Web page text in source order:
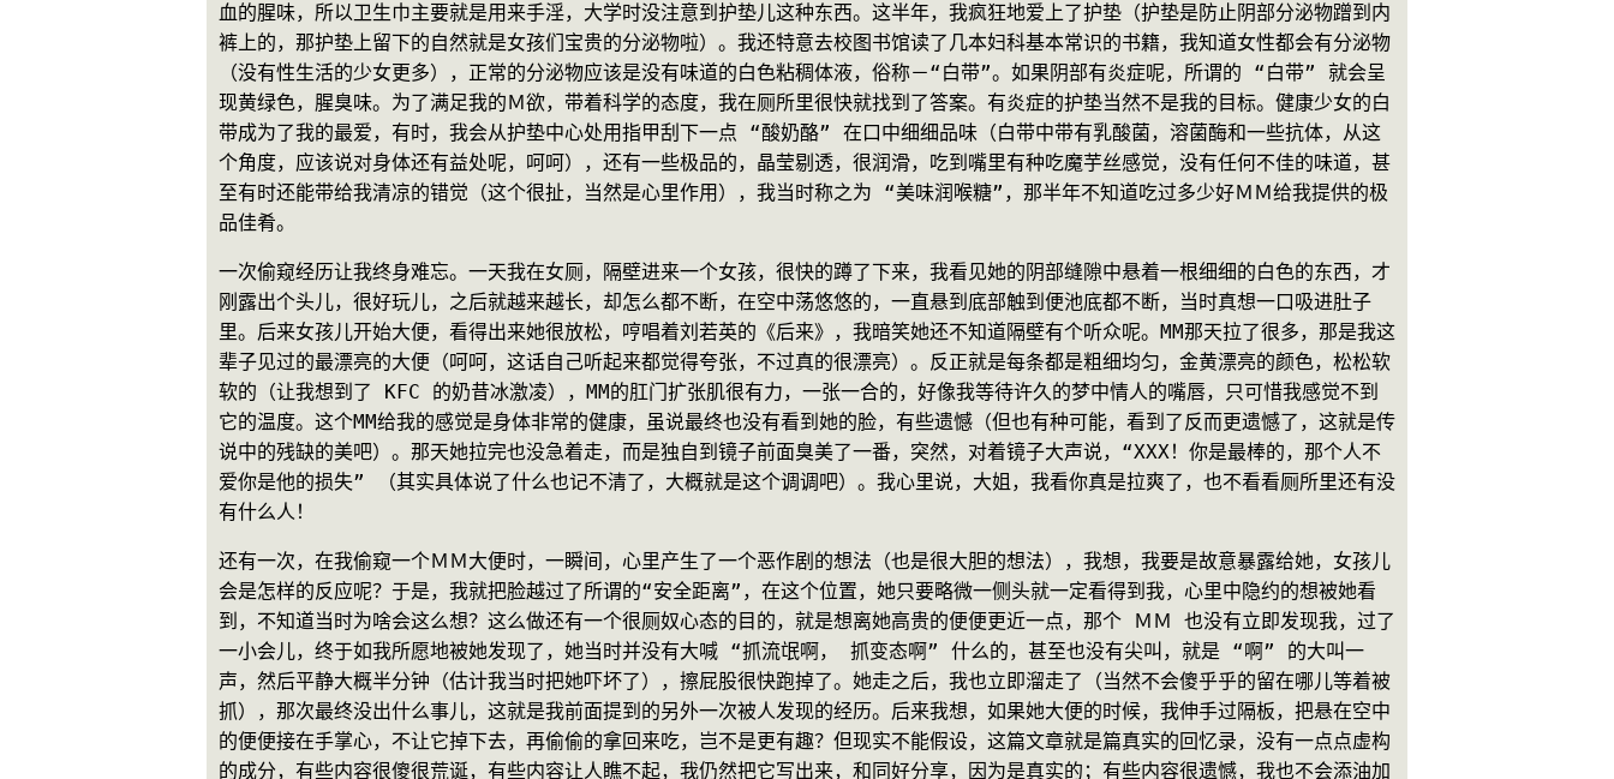
血的腥味，所以卫生巾主要就是用来手淫，大学时没注意到护垫儿这种东西。这半年，我疯狂地爱上了护垫（护垫是防止阴部分泌物蹭到内
裤上的，那护垫上留下的自然就是女孩们宝贵的分泌物啦）。我还特意去校图书馆读了几本妇科基本常识的书籍，我知道女性都会有分泌物
（没有性生活的少女更多），正常的分泌物应该是没有味道的白色粘稠体液，俗称－“白带”。如果阴部有炎症呢，所谓的 “白带” 就会呈
现黄绿色，腥臭味。为了满足我的Ｍ欲，带着科学的态度，我在厕所里很快就找到了答案。有炎症的护垫当然不是我的目标。健康少女的白
带成为了我的最爱，有时，我会从护垫中心处用指甲刮下一点 “酸奶酪” 在口中细细品味（白带中带有乳酸菌，溶菌酶和一些抗体，从这
个角度，应该说对身体还有益处呢，呵呵），还有一些极品的，晶莹剔透，很润滑，吃到嘴里有种吃魔芋丝感觉，没有任何不佳的味道，甚
至有时还能带给我清凉的错觉（这个很扯，当然是心里作用），我当时称之为 “美味润喉糖”，那半年不知道吃过多少好ＭＭ给我提供的极
品佳肴。
一次偷窥经历让我终身难忘。一天我在女厕，隔壁进来一个女孩，很快的蹲了下来，我看见她的阴部缝隙中悬着一根细细的白色的东西，才
刚露出个头儿，很好玩儿，之后就越来越长，却怎么都不断，在空中荡悠悠的，一直悬到底部触到便池底都不断，当时真想一口吸进肚子
里。后来女孩儿开始大便，看得出来她很放松，哼唱着刘若英的《后来》，我暗笑她还不知道隔壁有个听众呢。MM那天拉了很多，那是我这
辈子见过的最漂亮的大便（呵呵，这话自己听起来都觉得夸张，不过真的很漂亮）。反正就是每条都是粗细均匀，金黄漂亮的颜色，松松软
软的（让我想到了 KFC 的奶昔冰激凌），MM的肛门扩张肌很有力，一张一合的，好像我等待许久的梦中情人的嘴唇，只可惜我感觉不到
它的温度。这个MM给我的感觉是身体非常的健康，虽说最终也没有看到她的脸，有些遗憾（但也有种可能，看到了反而更遗憾了，这就是传
说中的残缺的美吧）。那天她拉完也没急着走，而是独自到镜子前面臭美了一番，突然，对着镜子大声说，“XXX！你是最棒的，那个人不
爱你是他的损失” （其实具体说了什么也记不清了，大概就是这个调调吧）。我心里说，大姐，我看你真是拉爽了，也不看看厕所里还有没
有什么人！
还有一次，在我偷窥一个ＭＭ大便时，一瞬间，心里产生了一个恶作剧的想法（也是很大胆的想法），我想，我要是故意暴露给她，女孩儿
会是怎样的反应呢？于是，我就把脸越过了所谓的“安全距离”，在这个位置，她只要略微一侧头就一定看得到我，心里中隐约的想被她看
到，不知道当时为啥会这么想？这么做还有一个很厕奴心态的目的，就是想离她高贵的便便更近一点，那个 ＭＭ 也没有立即发现我，过了
一小会儿，终于如我所愿地被她发现了，她当时并没有大喊 “抓流氓啊， 抓变态啊” 什么的，甚至也没有尖叫，就是 “啊” 的大叫一
声，然后平静大概半分钟（估计我当时把她吓坏了），擦屁股很快跑掉了。她走之后，我也立即溜走了（当然不会傻乎乎的留在哪儿等着被
抓），那次最终没出什么事儿，这就是我前面提到的另外一次被人发现的经历。后来我想，如果她大便的时候，我伸手过隔板，把悬在空中
的便便接在手掌心，不让它掉下去，再偷偷的拿回来吃，岂不是更有趣？但现实不能假设，这篇文章就是篇真实的回忆录，没有一点点虚构
的成分，有些内容很傻很荒诞，有些内容让人瞧不起，我仍然把它写出来，和同好分享，因为是真实的；有些内容很遗憾，我也不会添油加